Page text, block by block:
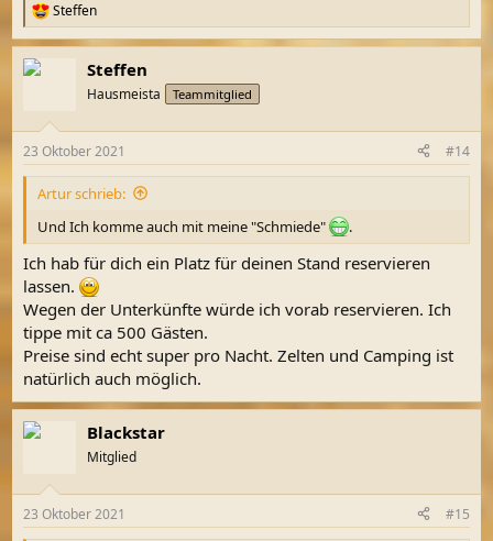
R
e
a
k
e
n
Steffen
Steffen
Hausmeista Teammitglied
23 Oktober 2021 #14
Artur schrieb:
Und Ich komme auch mit meine "Schmiede"
.
Ich hab für dich ein Platz für deinen Stand reservieren
lassen.
Wegen der Unterkünfte würde ich vorab reservieren. Ich
tippe mit ca 500 Gästen.
Preise sind echt super pro Nacht. Zelten und Camping ist
natürlich auch möglich.
Blackstar
Mitglied
23 Oktober 2021 #15